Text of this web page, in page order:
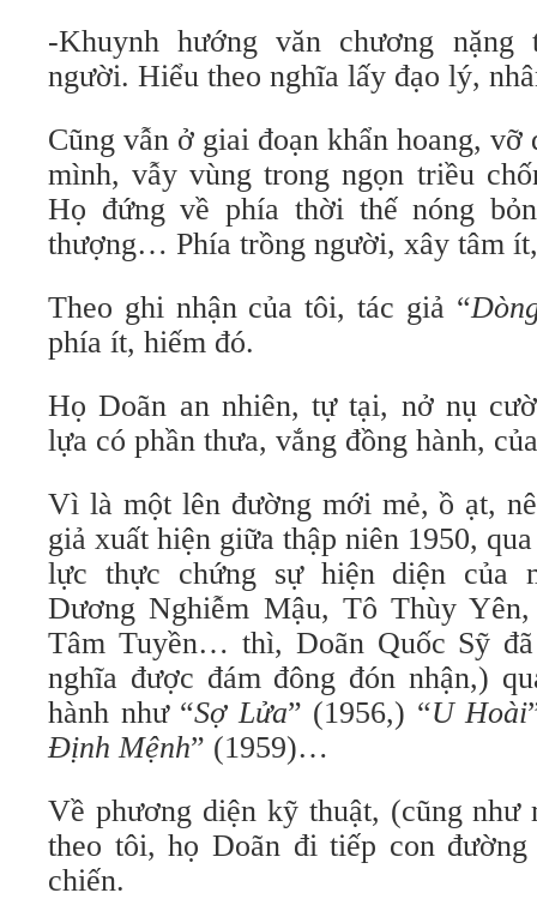
-Khuynh hướng văn chương nặng
người. Hiểu theo nghĩa lấy đạo lý,
Cũng vẫn ở giai đoạn khẩn hoang, vỡ
mình, vẫy vùng trong ngọn triều
Họ đứng về phía thời thế nóng
thượng… Phía trồng người, xây tâm
Theo ghi nhận của tôi, tác giả “
phía ít, hiếm đó.
Họ Doãn an nhiên, tự tại, nở nụ
lựa có phần thưa, vắng đồng hành,
Vì là một lên đường mới mẻ, ồ ạt,
giả xuất hiện giữa thập niên 1950,
lực thực chứng sự hiện diện của
Dương Nghiễm Mậu, Tô Thùy
Tâm Tuyền… thì, Doãn Quốc Sỹ
nghĩa được đám đông đón nhận,)
hành như “Sợ Lửa” (1956,) “U Hoài
Định Mệnh” (1959)…
Về phương diện kỹ thuật, (cũng như
theo tôi, họ Doãn đi tiếp con
chiến.